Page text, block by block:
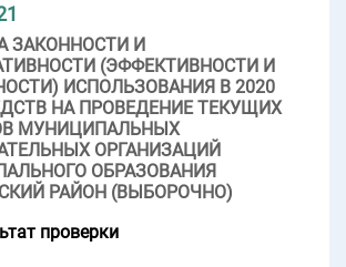
ЗАКОННОСТИ И
(ЭФФЕКТИВНОСТИ И
ИСПОЛЬЗОВАНИЯ В 2020
НА ПРОВЕДЕНИЕ ТЕКУЩИХ
МУНИЦИПАЛЬНЫХ
ОРГАНИЗАЦИЙ
ОБРАЗОВАНИЯ
РАЙОН (ВЫБОРОЧНО)
проверки